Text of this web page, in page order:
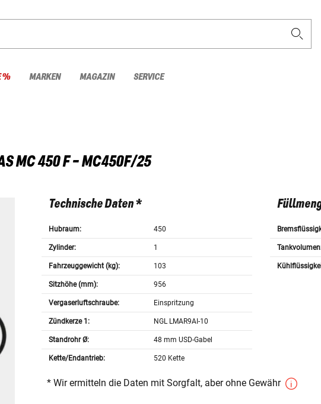
% MARKEN MAGAZIN SERVICE
MC 450 F - MC450F/25
Technische Daten *
Hubraum: 450
Zylinder: 1
Fahrzeuggewicht (kg): 103
Sitzhöhe (mm): 956
Vergaserluftschraube: Einspritzung
Zündkerze 1: NGL LMAR9AI-10
Standrohr Ø: 48 mm USD-Gabel
Kette/Endantrieb: 520 Kette
* Wir ermitteln die Daten mit Sorgfalt, aber ohne Gewähr